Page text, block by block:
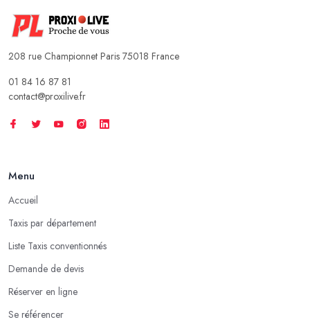
208 rue Championnet Paris 75018 France
01 84 16 87 81
contact@proxilive.fr
Menu
Accueil
Taxis par département
Liste Taxis conventionnés
Demande de devis
Réserver en ligne
Se référencer